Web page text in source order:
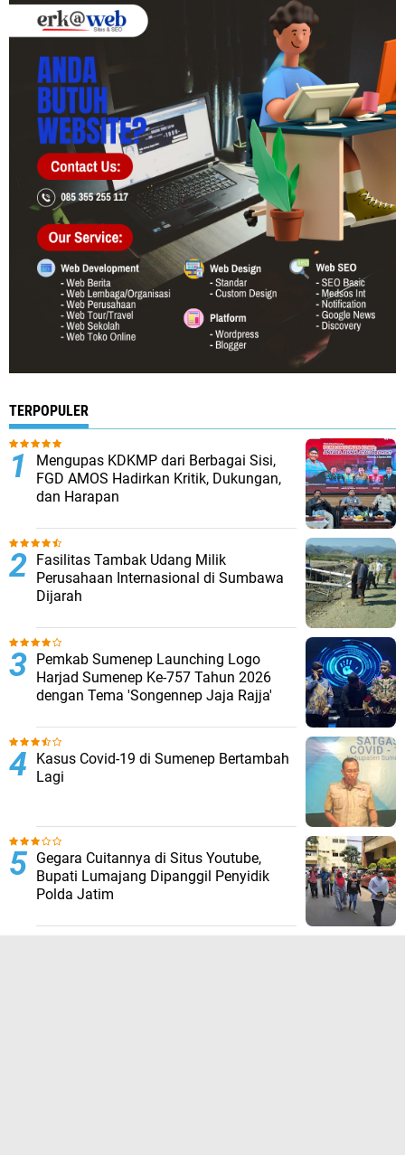
TERPOPULER
Mengupas KDKMP dari Berbagai Sisi,
FGD AMOS Hadirkan Kritik, Dukungan,
dan Harapan
Fasilitas Tambak Udang Milik
Perusahaan Internasional di Sumbawa
Dijarah
Pemkab Sumenep Launching Logo
Harjad Sumenep Ke-757 Tahun 2026
dengan Tema 'Songennep Jaja Rajja'
Kasus Covid-19 di Sumenep Bertambah
Lagi
Gegara Cuitannya di Situs Youtube,
Bupati Lumajang Dipanggil Penyidik
Polda Jatim